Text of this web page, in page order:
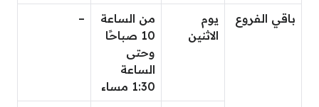
باقي الفروع
يوم
الاثنين
من الساعة
10 صباحًا
وحتى
الساعة
1:30 مساء
–